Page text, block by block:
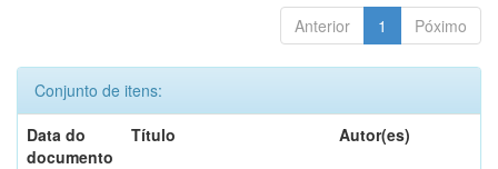
Anterior 1 Póximo
Conjunto de itens:
Data do
documento
Título Autor(es)